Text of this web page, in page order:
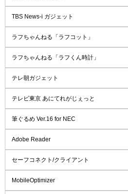
TBS News-i ガジェット
ラフちゃんねる「ラフコット」
ラフちゃんねる「ラフくん時計」
テレ朝ガジェット
テレビ東京 あにてれがじぇっと
筆ぐるめ Ver.16 for NEC
Adobe Reader
セーフコネクト/クライアント
MobileOptimizer